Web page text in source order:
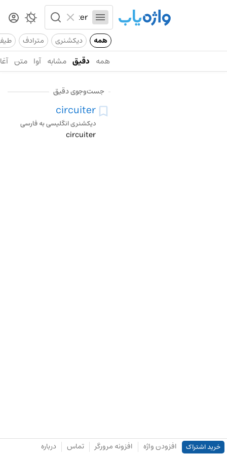
همه دیکشنری مترادف
همه دقیق مشابه آوا متن
جست‌وجوی دقیق
circuiter
دیکشنری انگلیسی به فارسی
circuiter
خرید اشتراک افزودن واژه افزونه مرورگر تماس درباره